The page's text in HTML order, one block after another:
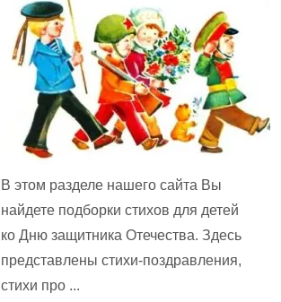
В этом разделе нашего сайта Вы
найдете подборки стихов для детей
ко Дню защитника Отечества. Здесь
представлены стихи-поздравления,
стихи про ...